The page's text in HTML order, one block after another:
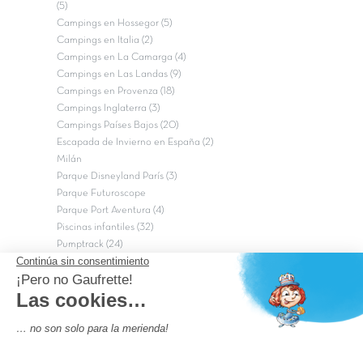
(5)
Campings en Hossegor (5)
Campings en Italia (2)
Campings en La Camarga (4)
Campings en Las Landas (9)
Campings en Provenza (18)
Campings Inglaterra (3)
Campings Países Bajos (20)
Escapada de Invierno en España (2)
Milán
Parque Disneyland París (3)
Parque Futuroscope
Parque Port Aventura (4)
Piscinas infantiles (32)
Pumptrack (24)
Puy du Fou (2)
Roma
Semana Santa (17)
Campings de 4 estrellas en Francia